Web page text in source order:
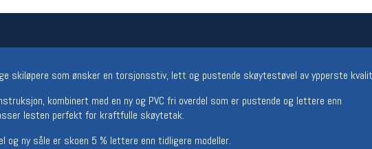
skiløpere som ønsker en torsjonsstiv, lett og pustende skøytestøvel av ypperste
kombinert med en ny og PVC fri overdel som er pustende og lettere enn
lesten perfekt for kraftfulle skøytetak.
og ny såle er skoen 5 % lettere enn tidligere modeller.
butikk
11-18
Magasinet